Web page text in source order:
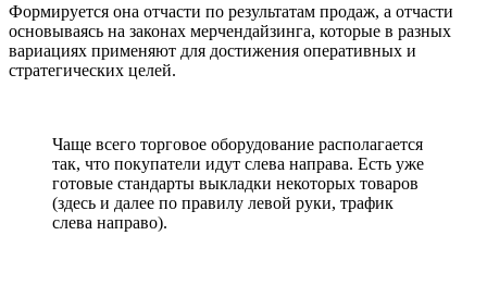
Формируется она отчасти по результатам продаж, а отчасти
основываясь на законах мерчендайзинга, которые в разных
вариациях применяют для достижения оперативных и
стратегических целей.
Чаще всего торговое оборудование располагается
так, что покупатели идут слева направа. Есть уже
готовые стандарты выкладки некоторых товаров
(здесь и далее по правилу левой руки, трафик
слева направо).